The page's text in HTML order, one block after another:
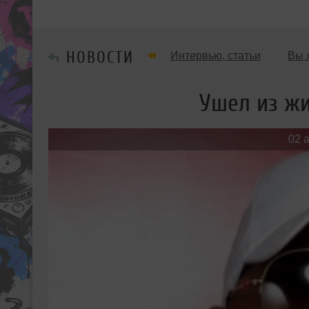
НОВОСТИ Интервью, статьи Вы
Танцевальные стили
Мужчина & Женщина
Ушел из
02